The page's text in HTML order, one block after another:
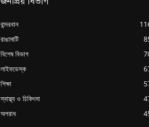
বান্দরবান
রাঙামাটি
বিশেষ বিভাগ
লাইফডেস্ক
শিক্ষা
স্বাস্থ্য ও চিকিৎসা
অপরাধ